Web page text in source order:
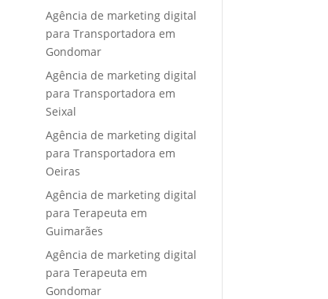
Agência de marketing digital
para Transportadora em
Gondomar
Agência de marketing digital
para Transportadora em
Seixal
Agência de marketing digital
para Transportadora em
Oeiras
Agência de marketing digital
para Terapeuta em
Guimarães
Agência de marketing digital
para Terapeuta em
Gondomar